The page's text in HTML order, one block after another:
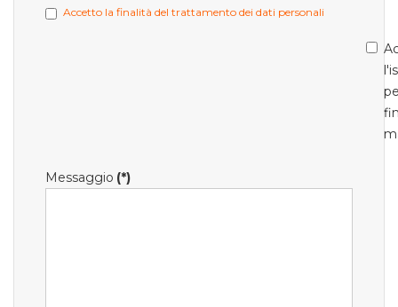
Accetto la finalità del trattamento dei dati personali
Messaggio (*)